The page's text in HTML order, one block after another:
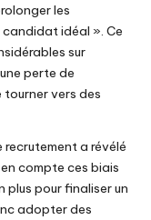
les
candidat idéal ». Ce
sur
perte de
vers des
a révélé
compte ces biais
plus pour finaliser un
adopter des